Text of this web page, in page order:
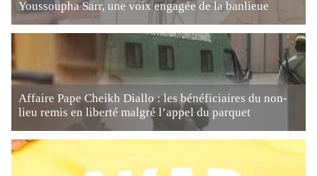
Youssoupha Sarr, une voix engagée de la banlieue
Affaire Pape Cheikh Diallo : les bénéficiaires du non-
lieu remis en liberté malgré l’appel du parquet